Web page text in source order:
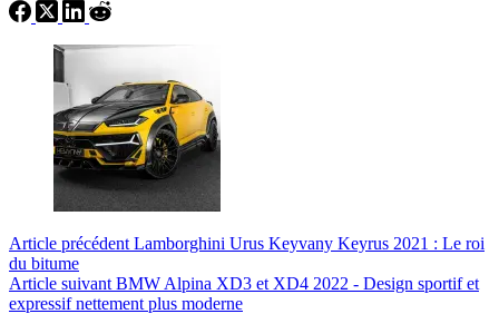
Article précédent Lamborghini Urus Keyvany Keyrus 2021 : Le roi
du bitume
Article suivant BMW Alpina XD3 et XD4 2022 - Design sportif et
expressif nettement plus moderne